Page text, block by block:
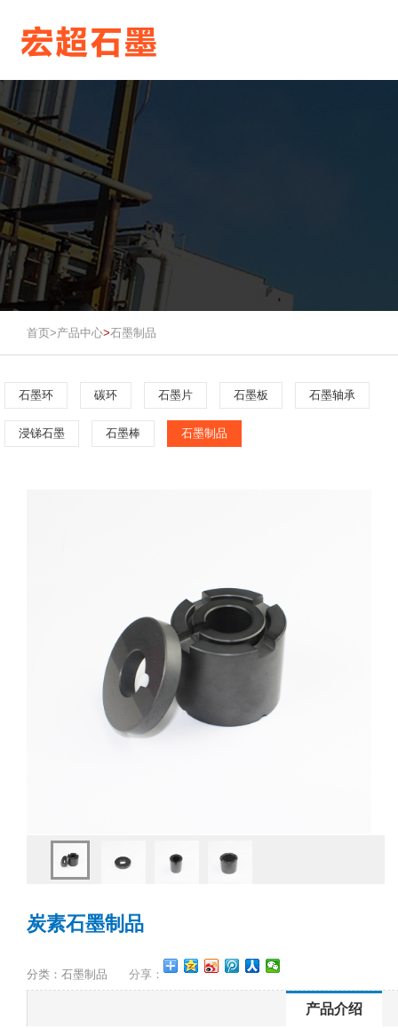
首页>产品中心>石墨制品
石墨环 碳环 石墨片 石墨板 石墨轴承
浸锑石墨 石墨棒 石墨制品
炭素石墨制品
分类：石墨制品 分享：
产品介绍